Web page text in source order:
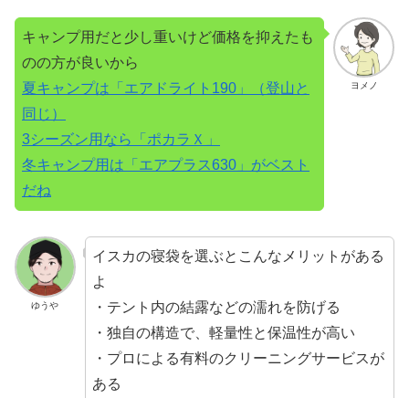
ヨメノ
キャンプ用だと少し重いけど価格を抑えたも
のの方が良いから
夏キャンプは「エアドライト190」（登山と
同じ）
3シーズン用なら「ポカラＸ」
冬キャンプ用は「エアプラス630」がベスト
だね
ゆうや
イスカの寝袋を選ぶとこんなメリットがある
よ
・テント内の結露などの濡れを防げる
・独自の構造で、軽量性と保温性が高い
・プロによる有料のクリーニングサービスが
ある